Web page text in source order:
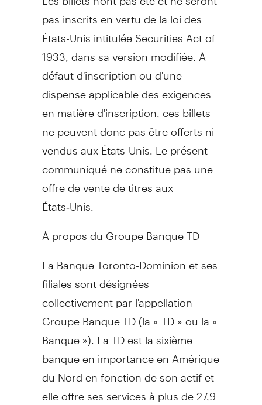
pas inscrits en vertu de la loi des
États-Unis intitulée Securities Act of
1933, dans sa version modifiée. À
défaut d'inscription ou d'une
dispense applicable des exigences
en matière d'inscription, ces billets
ne peuvent donc pas être offerts ni
vendus aux États-Unis. Le présent
communiqué ne constitue pas une
offre de vente de titres aux
États‑Unis.
À propos du Groupe Banque TD
La Banque Toronto-Dominion et ses
filiales sont désignées
collectivement par l'appellation
Groupe Banque TD (la « TD » ou la «
Banque »). La TD est la sixième
banque en importance en Amérique
du Nord en fonction de son actif et
elle offre ses services à plus de 27,9